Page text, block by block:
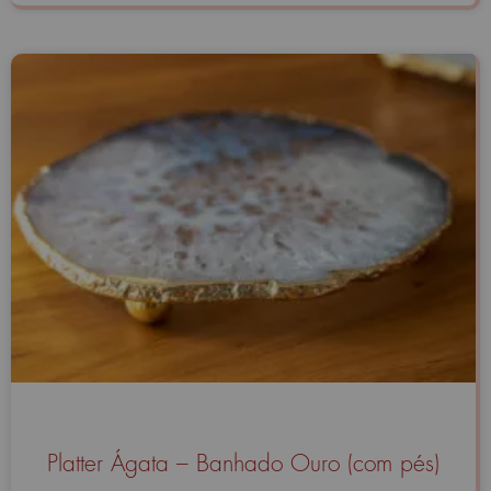
Platter Ágata – Banhado Ouro (com pés)